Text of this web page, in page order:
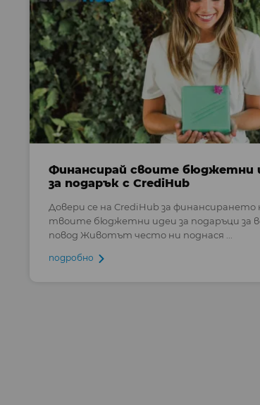
Финансирай своите бюджетни
за подарък с CrediHub
Довери се на CrediHub за финансирането
твоите бюджетни идеи за подаръци за
повод Животът често ни поднася ...
подробно